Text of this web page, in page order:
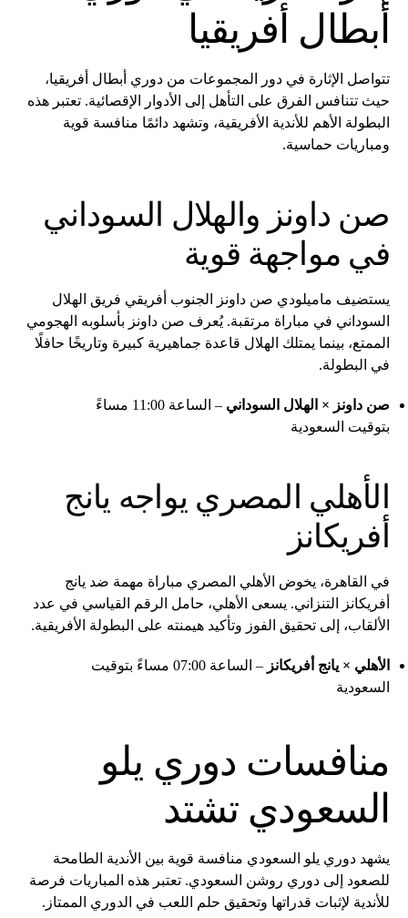
أبطال أفريقيا
تتواصل الإثارة في دور المجموعات من دوري أبطال أفريقيا،
حيث تتنافس الفرق على التأهل إلى الأدوار الإقصائية. تعتبر هذه
البطولة الأهم للأندية الأفريقية، وتشهد دائمًا منافسة قوية
ومباريات حماسية.
صن داونز والهلال السوداني
في مواجهة قوية
يستضيف ماميلودي صن داونز الجنوب أفريقي فريق الهلال
السوداني في مباراة مرتقبة. يُعرف صن داونز بأسلوبه الهجومي
الممتع، بينما يمتلك الهلال قاعدة جماهيرية كبيرة وتاريخًا حافلًا
في البطولة.
صن داونز × الهلال السوداني
– الساعة 11:00 مساءً
بتوقيت السعودية
الأهلي المصري يواجه يانج
أفريكانز
في القاهرة، يخوض الأهلي المصري مباراة مهمة ضد يانج
أفريكانز التنزاني. يسعى الأهلي، حامل الرقم القياسي في عدد
الألقاب، إلى تحقيق الفوز وتأكيد هيمنته على البطولة الأفريقية.
الأهلي × يانج أفريكانز
– الساعة 07:00 مساءً بتوقيت
السعودية
منافسات دوري يلو
السعودي تشتد
يشهد دوري يلو السعودي منافسة قوية بين الأندية الطامحة
للصعود إلى دوري روشن السعودي. تعتبر هذه المباريات فرصة
للأندية لإثبات قدراتها وتحقيق حلم اللعب في الدوري الممتاز.